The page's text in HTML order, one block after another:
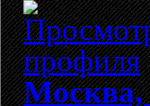
Москва,